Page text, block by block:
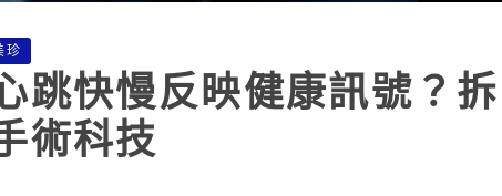
珍
跳快慢反映健康訊號？拆
術科技